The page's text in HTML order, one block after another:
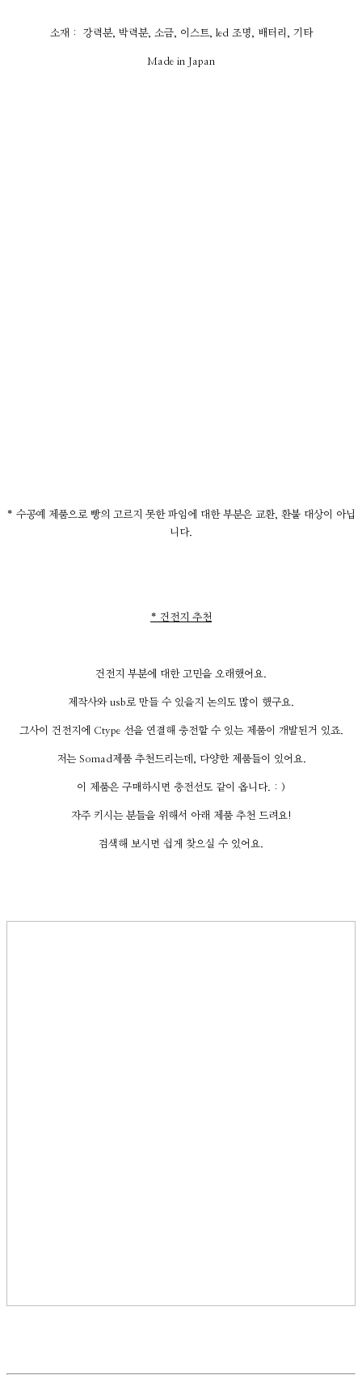
소재 : 강력분, 박력분, 소금, 이스트, led 조명, 배터리, 기타
Made in Japan
* 수공예 제품으로 빵의 고르지 못한 파임에 대한 부분은 교환, 환불 대상이 아닙
니다.
* 건전지 추천
건전지 부분에 대한 고민을 오래했어요.
제작사와 usb로 만들 수 있을지 논의도 많이 했구요.
그사이 건전지에 Ctype 선을 연결해 충전할 수 있는 제품이 개발된거 있죠.
저는 Somad제품 추천드리는데, 다양한 제품들이 있어요.
이 제품은 구매하시면 충전선도 같이 옵니다. : )
자주 키시는 분들을 위해서 아래 제품 추천 드려요!
검색해 보시면 쉽게 찾으실 수 있어요.